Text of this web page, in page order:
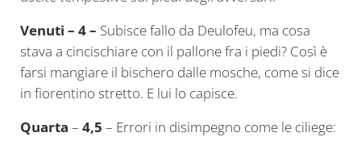
Venuti – 4 – Subisce fallo da Deulofeu, ma cosa
stava a cincischiare con il pallone fra i piedi? Così è
farsi mangiare il bischero dalle mosche, come si dice
in fiorentino stretto. E lui lo capisce.
Quarta – 4,5 – Errori in disimpegno come le ciliege: